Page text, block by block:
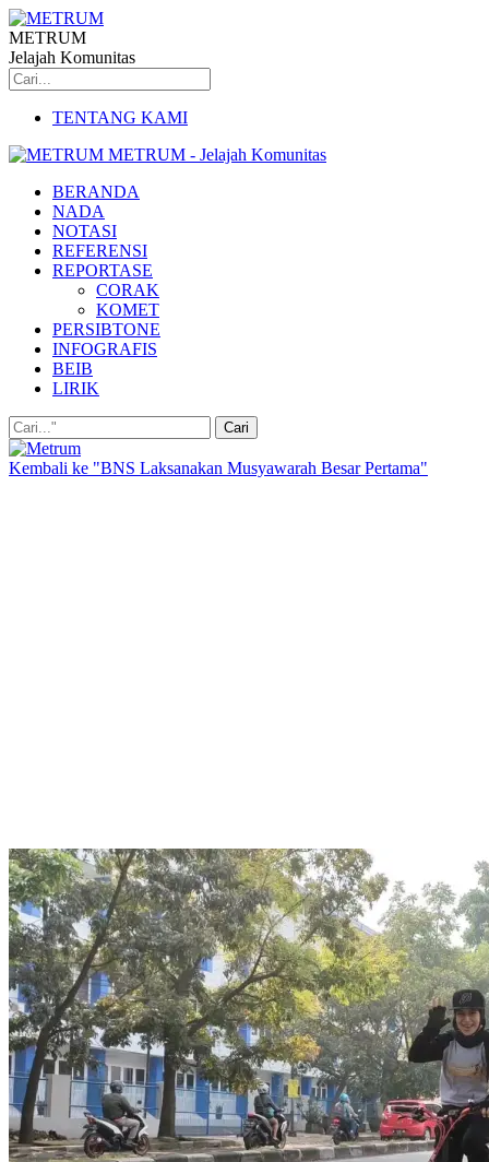
METRUM
Jelajah Komunitas
TENTANG KAMI
METRUM - Jelajah Komunitas
BERANDA
NADA
NOTASI
REFERENSI
REPORTASE
CORAK
KOMET
PERSIBTONE
INFOGRAFIS
BEIB
LIRIK
Kembali ke "BNS Laksanakan Musyawarah Besar Pertama"